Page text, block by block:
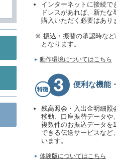
インターネットに接続
ドレスがあれば、新た
購入いただく必要はあり
※ 振込・振替の承認時な
となります。
動作環境についてはこちら
便利な機能
残高照会・入出金明細照
移動、口座振替データや
複数件のお振込データを
できる伝送サービスなど
います。
体験版についてはこちら